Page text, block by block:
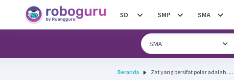
SD SMP SMA
Beranda Zat yang bersifat polar adalah ....